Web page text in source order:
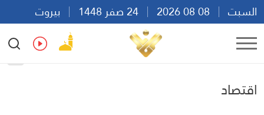
السبت
بيروت
01:26
Ar
اقتصاد